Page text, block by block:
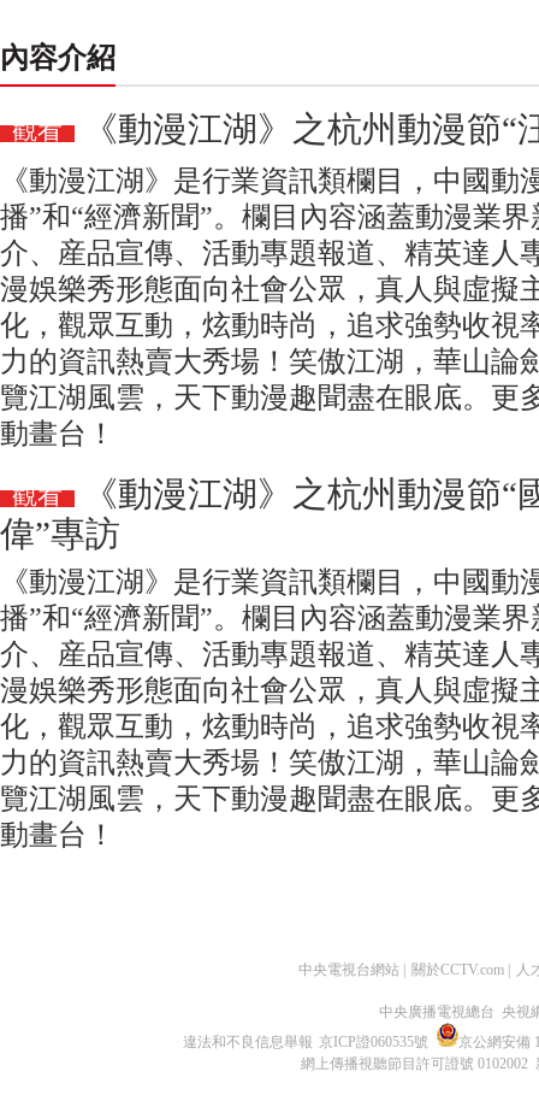
內容介紹
觀看 《動漫江湖》之杭州動漫節“
《動漫江湖》是行業資訊類欄目，中國動
播”和“經濟新聞”。欄目內容涵蓋動漫業
介、産品宣傳、活動專題報道、精英達人
漫娛樂秀形態面向社會公眾，真人與虛擬
化，觀眾互動，炫動時尚，追求強勢收視
力的資訊熱賣大秀場！笑傲江湖，華山論
覽江湖風雲，天下動漫趣聞盡在眼底。更
動畫台！
觀看
《動漫江湖》之杭州動漫節“
偉”專訪
《動漫江湖》是行業資訊類欄目，中國動
播”和“經濟新聞”。欄目內容涵蓋動漫業
介、産品宣傳、活動專題報道、精英達人
漫娛樂秀形態面向社會公眾，真人與虛擬
化，觀眾互動，炫動時尚，追求強勢收視
力的資訊熱賣大秀場！笑傲江湖，華山論
覽江湖風雲，天下動漫趣聞盡在眼底。更
動畫台！
中央電視台網站 關於CCTV.com 人
中央廣播電視總台 央視
違法和不良信息舉報 京ICP證060535號
京公網安備
網上傳播視聽節目許可證號 0102002